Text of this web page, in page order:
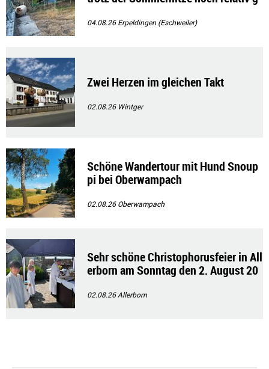
04.08.26Erpeldingen (Eschweiler)
Zwei Herzen im gleichen Takt
02.08.26 Wintger
Schöne Wandertour mit Hund Snoup
pi bei Oberwampach
02.08.26Oberwampach
Sehr schöne Christophorusfeier in All
erborn am Sonntag den 2. August 20
02.08.26Allerborn